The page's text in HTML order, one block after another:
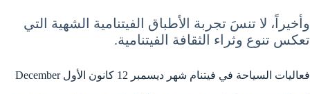
وأخيراً، لا تنسَ تجربة الأطباق الفيتنامية الشهية التي
تعكس تنوع وثراء الثقافة الفيتنامية.
فعاليات السياحة في فيتنام شهر ديسمبر 12 كانون الأول December